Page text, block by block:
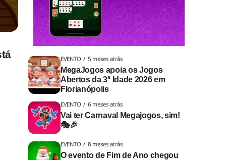
EVENTO 5 meses atrás
MegaJogos apoia os Jogos
Abertos da 3ª Idade 2026 em
Florianópolis
EVENTO 6 meses atrás
Vai ter Carnaval Megajogos, sim!
🎭🎉
EVENTO 8 meses atrás
O evento de Fim de Ano chegou